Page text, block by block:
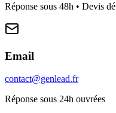
Réponse sous 48h • Devis
Email
contact@genlead.fr
Réponse sous 24h ouvrées